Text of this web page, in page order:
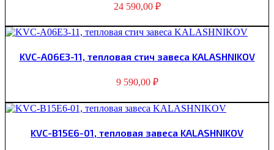
24 590,00 ₽
KVC-A06E3-11, тепловая стич завеса KALASHNIKOV
9 590,00 ₽
KVС-B15E6-01, тепловая завеса KALASHNIKOV